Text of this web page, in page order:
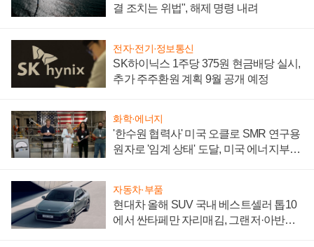
결 조치는 위법", 해제 명령 내려
전자·전기·정보통신
SK하이닉스 1주당 375원 현금배당 실시,
추가 주주환원 계획 9월 공개 예정
화학·에너지
'한수원 협력사' 미국 오클로 SMR 연구용
원자로 '임계 상태' 도달, 미국 에너지부
자동차·부품
현대차 올해 SUV 국내 베스트셀러 톱10
에서 싼타페만 자리매김, 그랜저·아반떼